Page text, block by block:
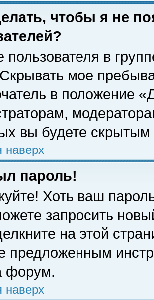
чтобы я не
пользователя в
мое
в положение
вы будете скрытым
наверх
пароль!
Хоть ваш
запросить
на этой
предложенным
форум.
наверх